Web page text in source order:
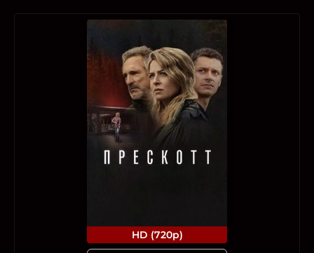
HD (720p)